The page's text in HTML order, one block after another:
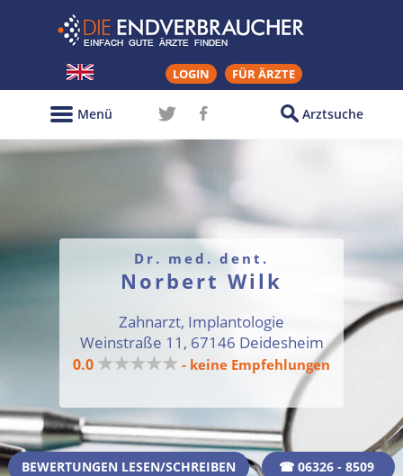
LOGIN FÜR ÄRZTE
Arztsuche
Menü
Dr. med. dent.
Norbert Wilk
Zahnarzt, Implantologie
Weinstraße 11, 67146 Deidesheim
0.0 ★★★★★ - keine Empfehlungen
BEWERTUNGEN LESEN/SCHREIBEN ☎ 06326 - 8509